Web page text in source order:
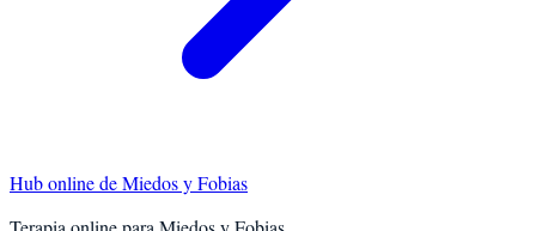
Hub online deMiedos y Fobias